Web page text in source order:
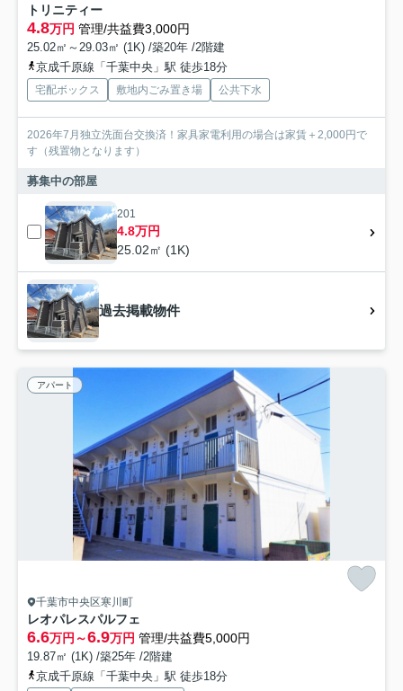
トリニティー
4.8万円 管理/共益費3,000円
25.02㎡～29.03㎡ (1K) /築20年 /2階建
京成千原線「千葉中央」駅 徒歩18分
宅配ボックス 敷地内ごみ置き場 公共下水
2026年7月独立洗面台交換済！家具家電利用の場合は家賃＋2,000円で
す（残置物となります）
募集中の部屋
201
4.8万円
25.02㎡ (1K)
過去掲載物件
アパート
千葉市中央区寒川町
レオパレスパルフェ
6.6万円～6.9万円 管理/共益費5,000円
19.87㎡ (1K) /築25年 /2階建
京成千原線「千葉中央」駅 徒歩18分